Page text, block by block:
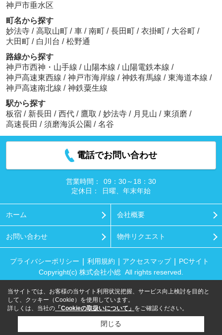
神戸市垂水区
町名から探す
妙法寺 / 高取山町 / 車 / 南町 / 長田町 / 衣掛町 / 大谷町 /
大田町 / 白川台 / 松野通
路線から探す
神戸市西神・山手線 / 山陽本線 / 山陽電鉄本線 /
神戸高速東西線 / 神戸市海岸線 / 神鉄有馬線 / 東海道本線 /
神戸高速南北線 / 神鉄粟生線
駅から探す
板宿 / 新長田 / 西代 / 鷹取 / 妙法寺 / 月見山 / 東須磨 /
高速長田 / 須磨海浜公園 / 名谷
電話でお問い合わせ
営業時間：
09：30～18：30
定休日：
日曜、年末年始
ホーム 会社概要
お問い合わせ 物件リクエスト
プライバシーポリシー 利用規約 アクセスマップ
PCサイト
Copyright(c) 株式会社小総 All rights reserved.
当サイトでは、お客様の当サイト利用状況把握、サービス向上検討を目的と
して、クッキー（Cookie）を使用しています。
詳しくは、当社の 「Cookieの取扱いについて」 をご確認ください。
閉じる